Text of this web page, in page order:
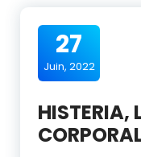
27
Juin, 2022
HISTERIA,